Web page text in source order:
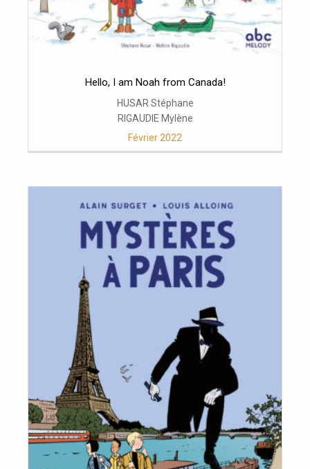
Hello, I am Noah from Canada!
HUSAR Stéphane
RIGAUDIE Mylène
Février 2022